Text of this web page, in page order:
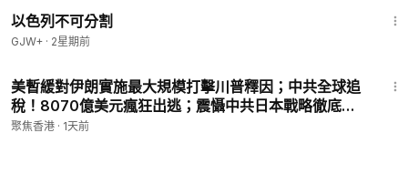
以色列不可分割
GJW+ · 2星期前
美暫緩對伊朗實施最大規模打擊川普釋因；中共全球追
稅！8070億美元瘋狂出逃；震懾中共日本戰略徹底變
了！遠程反艦飛彈正式亮劍；丹麥19歲公主服兵役獨自
聚焦香港 · 1天前